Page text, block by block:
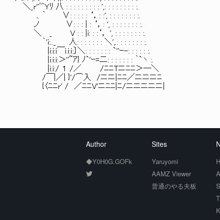
＼_r''ﾞ^Ｙﾘ 八 : : : : : : : : : ',: : : : : : : : :.
、｀ ∨: : : : : ‘，: :', : : : : : : : :.
ノ ∨: : : | : ‘，: ', : : : : : : : :.
＼ _ V : : |i: : :‘， ', : : : : : : : :.
｀'i:.._ 人: : : : : : : ＼',.: : : : : : : :.
|i:i:i￣i:i:i:〕＼: : : : : : : `''ｰ-: : : : : :.
|i:i:i:＞''~ｱ} ﾉ`'ｰ=二: : : : : : : ｀`ヽ :.
|i:i:/ １ /／ /ﾆﾆTニﾆﾆ＞─＼
/￣|／| }'/⌒入 /ニニ|ﾆﾆ／ニニニﾆ
{〈ﾆﾆr' / ／ﾆﾆV'ニﾆﾆ|ﾆ/ニニニニニ|
Author
◆Y0H0G.GOFk
Sites
Yaruyomi
AAMZ Viewer
普通のやる夫板